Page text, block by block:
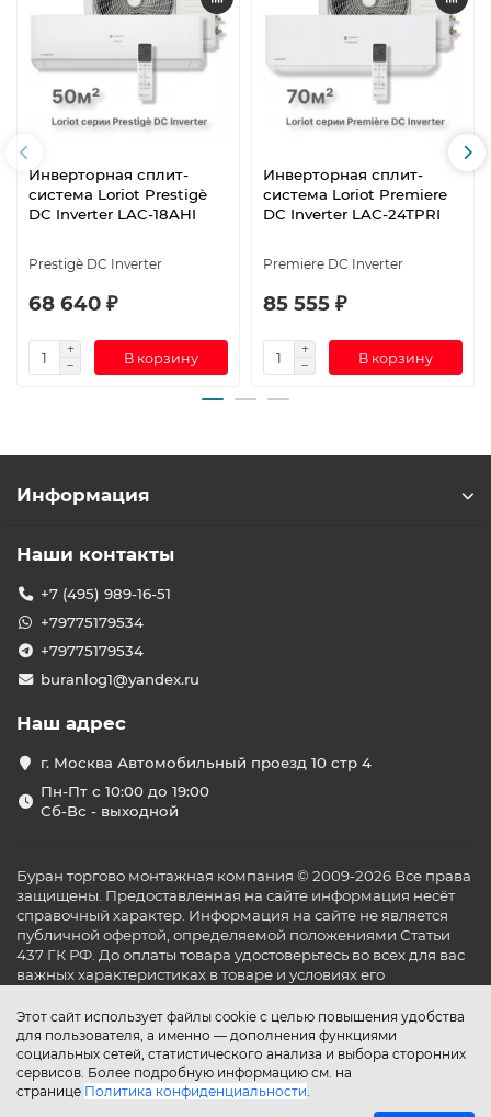
Инверторная сплит-
система Loriot Prestigè
DC Inverter LAC-18AHI
Prestigè DC Inverter
68 640 ₽
В корзину
Инверторная сплит-
система Loriot Premiere
DC Inverter LAC-24TPRI
Premiere DC Inverter
85 555 ₽
В корзину
Этот сайт использует файлы cookie с целью повышения удобства
для пользователя, а именно — дополнения функциями
социальных сетей, статистического анализа и выбора сторонних
сервисов. Более подробную информацию см. на
странице Политика конфиденциальности.
Информация
Наши контакты
+7 (495) 989-16-51
+79775179534
+79775179534
buranlog1@yandex.ru
Наш адрес
г. Москва Автомобильный проезд 10 стр 4
Пн-Пт с 10:00 до 19:00
Сб-Вс - выходной
Буран торгово монтажная компания © 2009-2026 Все права
защищены. Предоставленная на сайте информация несёт
справочный характер. Информация на сайте не является
публичной офертой, определяемой положениями Статьи
437 ГК РФ. До оплаты товара удостоверьтесь во всех для вас
важных характеристиках в товаре и условиях его